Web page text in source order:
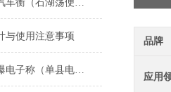
金汇无人值守汽车衡（石湖荡便携式地磅）徐泾无人值守地磅维修
与使用注意事项
双阳本安型隔爆电子称（单县电子防爆磅称）兰陵隔爆电子叉车秤维修
品牌
应用